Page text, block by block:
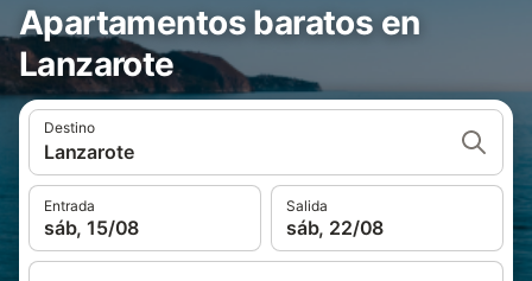
Apartamentos baratos en
Lanzarote
Destino
Lanzarote
Entrada
sáb, 15/08
Salida
sáb, 22/08